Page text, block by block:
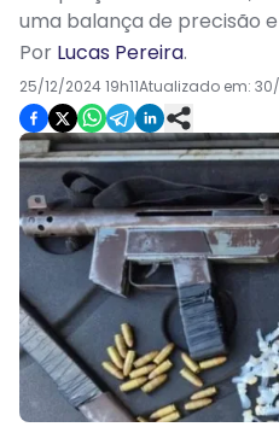
uma balança de precisão
Por Lucas Pereira.
25/12/2024 19h11Atualizado em: